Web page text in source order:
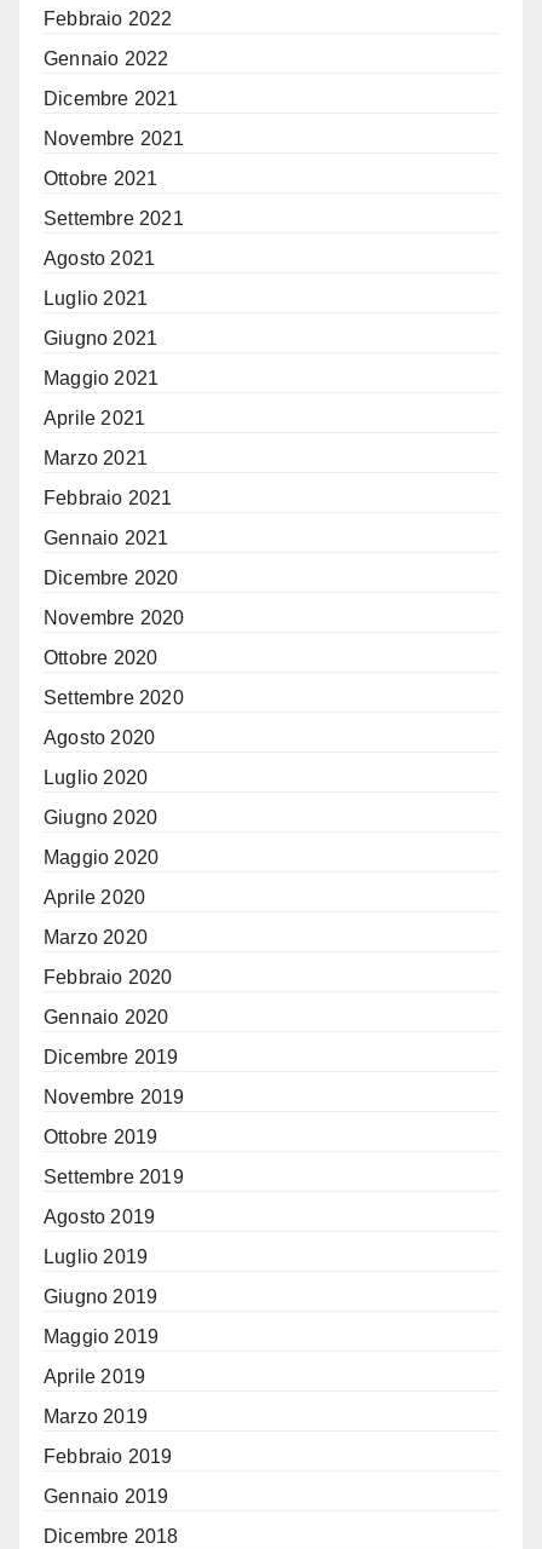
Febbraio 2022
Gennaio 2022
Dicembre 2021
Novembre 2021
Ottobre 2021
Settembre 2021
Agosto 2021
Luglio 2021
Giugno 2021
Maggio 2021
Aprile 2021
Marzo 2021
Febbraio 2021
Gennaio 2021
Dicembre 2020
Novembre 2020
Ottobre 2020
Settembre 2020
Agosto 2020
Luglio 2020
Giugno 2020
Maggio 2020
Aprile 2020
Marzo 2020
Febbraio 2020
Gennaio 2020
Dicembre 2019
Novembre 2019
Ottobre 2019
Settembre 2019
Agosto 2019
Luglio 2019
Giugno 2019
Maggio 2019
Aprile 2019
Marzo 2019
Febbraio 2019
Gennaio 2019
Dicembre 2018